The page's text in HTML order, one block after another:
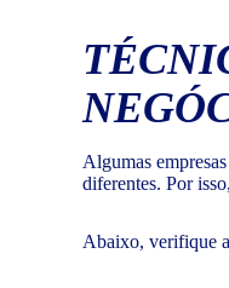
Algumas
diferentes. Por
Abaixo, verifique